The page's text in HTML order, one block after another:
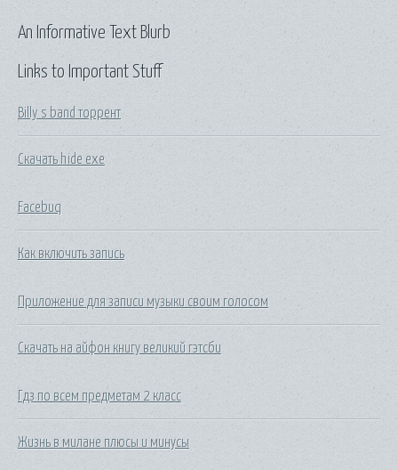
Links to Important Stuff
Billy s band торрент
Скачать hide exe
Facebuq
Как включить запись
Приложение для записи музыки своим голосом
Скачать на айфон книгу великий гэтсби
Гдз по всем предметам 2 класс
Жизнь в милане плюсы и минусы
An Informative Text Blurb